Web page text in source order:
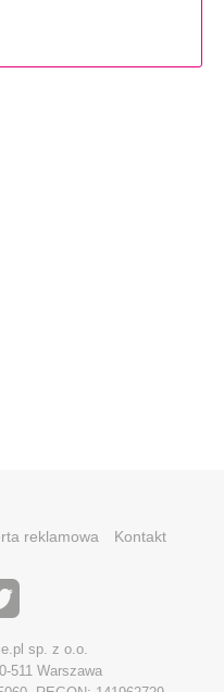
reklamowa Kontakt
sp. z o.o.
511 Warszawa